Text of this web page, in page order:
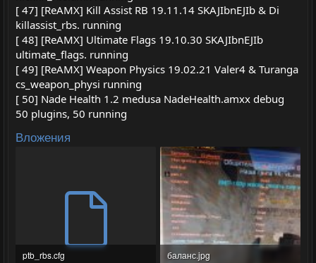
[ 47] [ReAMX] Kill Assist RB 19.11.14 SKAJIbnEJIb & Di
killassist_rbs. running
[ 48] [ReAMX] Ultimate Flags 19.10.30 SKAJIbnEJIb
ultimate_flags. running
[ 49] [ReAMX] Weapon Physics 19.02.21 Valer4 & Turanga
cs_weapon_physi running
[ 50] Nade Health 1.2 medusa NadeHealth.amxx debug
50 plugins, 50 running
Вложения
ptb_rbs.cfg
баланс.jpg